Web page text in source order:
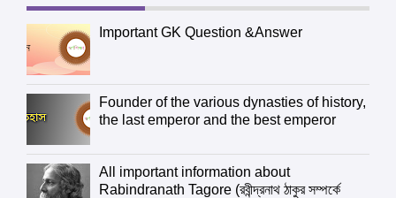
Important GK Question &Answer
Founder of the various dynasties of history,
the last emperor and the best emperor
All important information about
Rabindranath Tagore (রবীন্দ্রনাথ ঠাকুর সম্পর্কে